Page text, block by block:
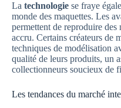
La technologie se fraye
monde des maquettes. Les
permettent de reproduire des
accru. Certains créateurs de
techniques de modélisation
qualité de leurs produits, un
collectionneurs soucieux de
Les tendances du marché